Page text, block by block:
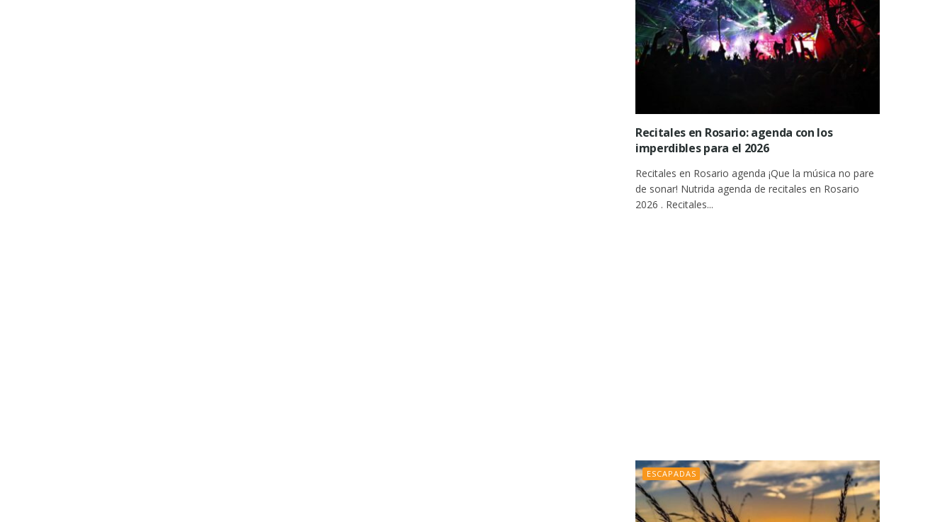
Recitales en Rosario: agenda con los
imperdibles para el 2026
Recitales en Rosario agenda ¡Que la música no pare
de sonar! Nutrida agenda de recitales en Rosario
2026 . Recitales...
ESCAPADAS